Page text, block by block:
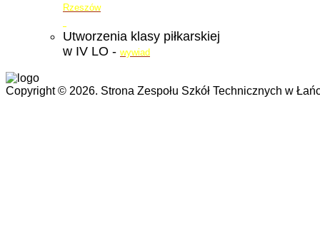
Rzeszów
Utworzenia klasy piłkarskiej
w IV LO - wywiad
Copyright © 2026. Strona Zespołu Szkół Technicznych w